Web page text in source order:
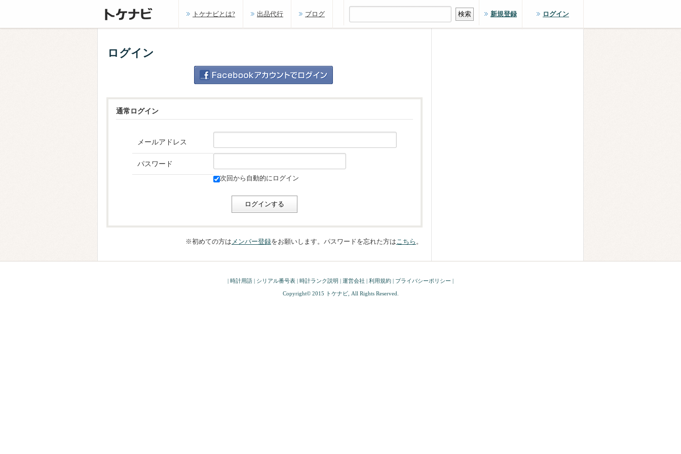
トケナビとは? 出品代行 ブログ 新規登録 ログイン
ログイン
通常ログイン
メールアドレス
パスワード
次回から自動的にログイン
※初めての方は メンバー登録をお願いします。パスワードを忘れた方はこちら 。
| 時計用語 | シリアル番号表 | 時計ランク説明 | 運営会社 | 利用規約 | プライバシーポリシー |
Copyright© 2015 トケナビ, All Rights Reserved.